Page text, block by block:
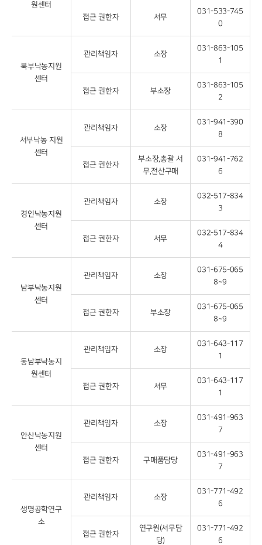
원센터
접근 권한자 서무
031-533-745
0
북부낙농지원
센터
관리책임자 소장
031-863-105
1
접근 권한자 부소장
031-863-105
2
서부낙농 지원
센터
관리책임자 소장
031-941-390
8
접근 권한자
부소장,총괄 서
무,전산구매
031-941-762
6
경인낙농지원
센터
관리책임자 소장
032-517-834
3
접근 권한자 서무
032-517-834
4
남부낙농지원
센터
관리책임자 소장
031-675-065
8~9
접근 권한자 부소장
031-675-065
8~9
동남부낙농지
원센터
관리책임자 소장
031-643-117
1
접근 권한자 서무
031-643-117
1
안산낙농지원
센터
관리책임자 소장
031-491-963
7
접근 권한자 구매품담당
031-491-963
7
생명공학연구
소
관리책임자 소장
031-771-492
6
접근 권한자
연구원(서무담
당)
031-771-492
6